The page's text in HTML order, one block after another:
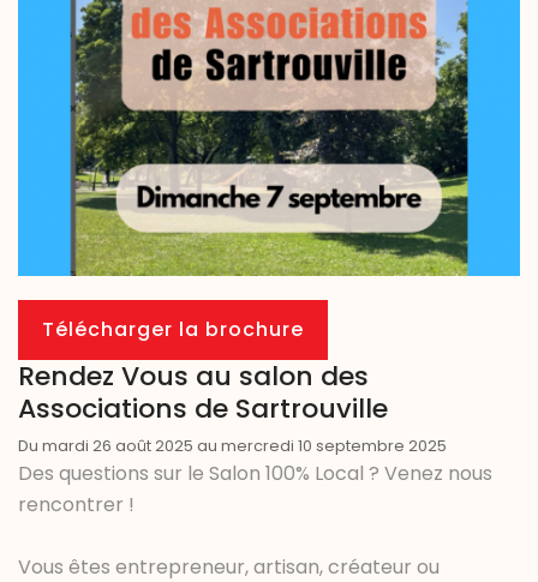
Télécharger la brochure
Rendez Vous au salon des
Associations de Sartrouville
Du mardi 26 août 2025 au mercredi 10 septembre 2025
Des questions sur le Salon 100% Local ? Venez nous
rencontrer !
Vous êtes entrepreneur, artisan, créateur ou